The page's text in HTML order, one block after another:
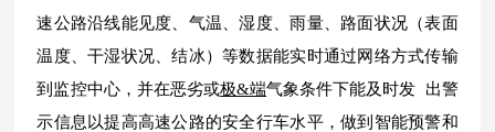
速公路沿线能见度、气温、湿度、雨量、路面状况（表面
温度、干湿状况、结冰）等数据能实时通过网络方式传输
到监控中心，并在恶劣或极&端气象条件下能及时发 出警
示信息以提高高速公路的安全行车水平，做到智能预警和